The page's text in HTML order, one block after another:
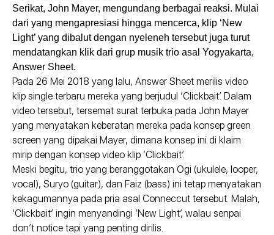
Serikat, John Mayer, mengundang berbagai reaksi. Mulai
dari yang mengapresiasi hingga mencerca, klip ‘New
Light’ yang dibalut dengan nyeleneh tersebut juga turut
mendatangkan klik dari grup musik trio asal Yogyakarta,
Answer Sheet.
Pada 26 Mei 2018 yang lalu, Answer Sheet merilis video
klip single terbaru mereka yang berjudul ‘Clickbait’. Dalam
video tersebut, tersemat surat terbuka pada John Mayer
yang menyatakan keberatan mereka pada konsep green
screen yang dipakai Mayer, dimana konsep ini di klaim
mirip dengan konsep video klip ‘Clickbait’.
Meski begitu, trio yang beranggotakan Ogi (ukulele, looper,
vocal), Suryo (guitar), dan Faiz (bass) ini tetap menyatakan
kekagumannya pada pria asal Conneccut tersebut. Malah,
‘Clickbait’ ingin menyandingi ‘New Light’, walau senpai
don’t notice tapi yang penting dirilis.